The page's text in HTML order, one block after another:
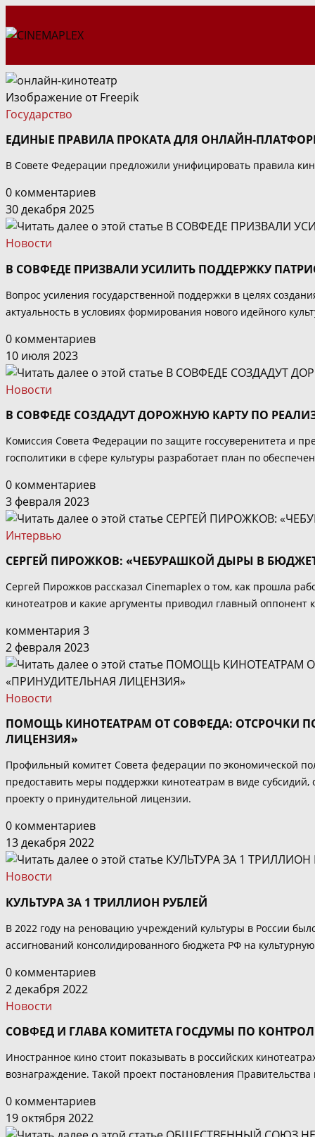
к
Изображение отFreepik
Государство
ЕДИНЫЕ ПРАВИЛА ПРОКАТА ДЛЯ ОНЛАЙН-
В Совете Федерации предложили унифицировать правила
0 комментариев
30 декабря 2025
Новости
В СОВФЕДЕ ПРИЗВАЛИ УСИЛИТЬ ПОДДЕРЖКУ
Вопрос усиления государственной поддержки в целях
актуальность в условиях формирования нового идейного
0 комментариев
10 июля 2023
Новости
В СОВФЕДЕ СОЗДАДУТ ДОРОЖНУЮ КАРТУ ПО
Комиссия Совета Федерации по защите госсуверенитета и
госполитики в сфере культуры разработает план по
0 комментариев
3 февраля 2023
Интервью
СЕРГЕЙ ПИРОЖКОВ: «ЧЕБУРАШКОЙ ДЫРЫ В
Сергей Пирожков рассказал Cinemaplex о том, как прошла
кинотеатров и какие аргументы приводил главный
комментария 3
2 февраля 2023
Новости
ПОМОЩЬ КИНОТЕАТРАМ ОТ СОВФЕДА: ОТСРОЧКИ
ЛИЦЕНЗИЯ»
Профильный комитет Совета федерации по экономической
предоставить меры поддержки кинотеатрам в виде
проекту о принудительной лицензии.
0 комментариев
13 декабря 2022
Новости
КУЛЬТУРА ЗА 1 ТРИЛЛИОН РУБЛЕЙ
В 2022 году на реновацию учреждений культуры в России
ассигнований консолидированного бюджета РФ на
0 комментариев
2 декабря 2022
Новости
СОВФЕД И ГЛАВА КОМИТЕТА ГОСДУМЫ ПО
Иностранное кино стоит показывать в российских
вознаграждение. Такой проект постановления
0 комментариев
19 октября 2022